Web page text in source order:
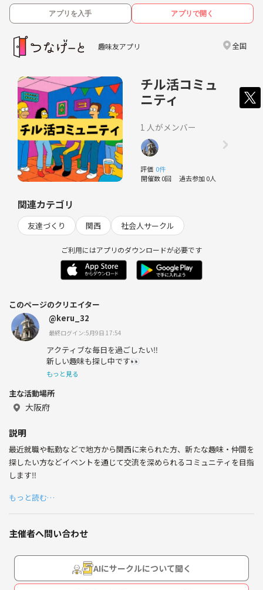
アプリを入手 アプリで開く
趣味友アプリ 全国
チル活コミュ
ニティ
1 人がメンバー
評価 0件
開催数 0回 過去参加 0人
関連カテゴリ
友達づくり 関西 社会人サークル
ご利用にはアプリのダウンロードが必要です
このページのクリエイター
@keru_32
最終ログイン:5月9日 17:54
アクティブな毎日を過ごしたい‼️
新しい趣味も探し中です👀
もっと見る
主な活動場所
大阪府
説明
最近就職や転勤などで地方から関西に来られた方、新たな趣味・仲間を
探したい方などイベントを通じて交流を深められるコミュニティを目指
します‼️
もっと読む…
主催者へ問い合わせ
AIにサークルについて聞く